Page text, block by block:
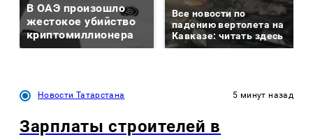
В ОАЭ произошло
жестокое убийство
криптомиллионера
Все новости по
падению вертолета на
Кавказе: читать здесь
Новости Татарстана 5 минут назад
Зарплаты строителей в